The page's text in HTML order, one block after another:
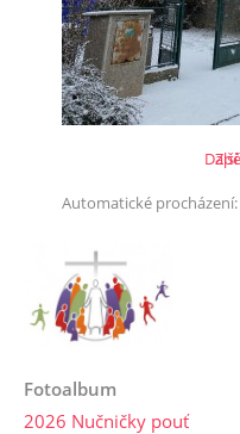
Automatické procházení:
Fotoalbum
2026 Nučničky pouť